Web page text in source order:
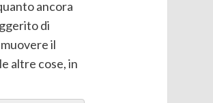
ancora
di
il
altre cose, in